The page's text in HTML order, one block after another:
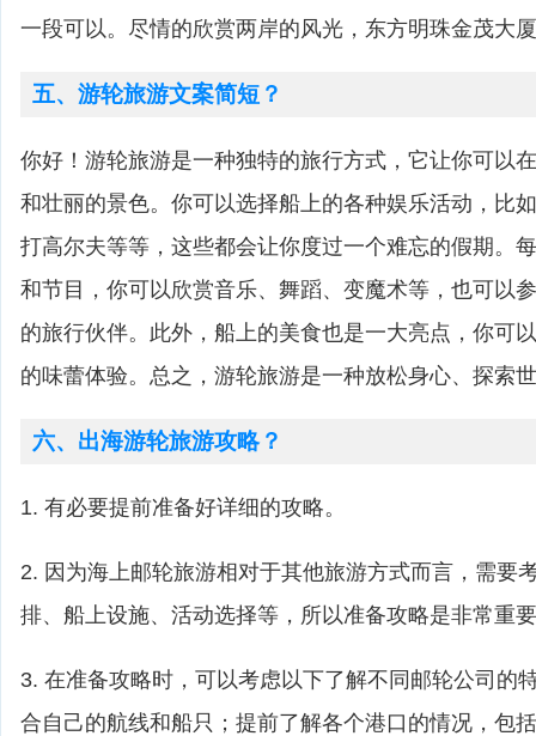
一段可以。尽情的欣赏两岸的风光，东方明珠金茂大
五、游轮旅游文案简短？
你好！游轮旅游是一种独特的旅行方式，它让你可以
和壮丽的景色。你可以选择船上的各种娱乐活动，比
打高尔夫等等，这些都会让你度过一个难忘的假期。
和节目，你可以欣赏音乐、舞蹈、变魔术等，也可以
的旅行伙伴。此外，船上的美食也是一大亮点，你可
的味蕾体验。总之，游轮旅游是一种放松身心、探索
六、出海游轮旅游攻略？
1. 有必要提前准备好详细的攻略。
2. 因为海上邮轮旅游相对于其他旅游方式而言，需要
排、船上设施、活动选择等，所以准备攻略是非常重
3. 在准备攻略时，可以考虑以下了解不同邮轮公司的
合自己的航线和船只；提前了解各个港口的情况，包